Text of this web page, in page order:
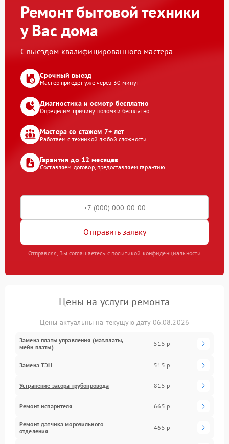
Ремонт бытовой техники
у Вас дома
С выездом квалифицированного мастера
Срочный выезд
Мастер приедет уже через 30 минут
Диагностика и осмотр бесплатно
Определим причину поломки бесплатно
Мастера со стажем 7+ лет
Работаем с техникой любой сложности
Гарантия до 12 месяцев
Составляем договор, предоставляем гарантию
Отправить заявку
Отправляя, Вы соглашаетесь с политикой конфиденциальности
Цены на услуги ремонта
Цены актуальны на текущую дату 06.08.2026
Замена платы управления (мат.платы,
мейн платы)
515 р
Замена ТЭН 515 р
Устранение засора трубопровода 815 р
Ремонт испарителя 665 р
Ремонт датчика морозильного
отделения
465 р